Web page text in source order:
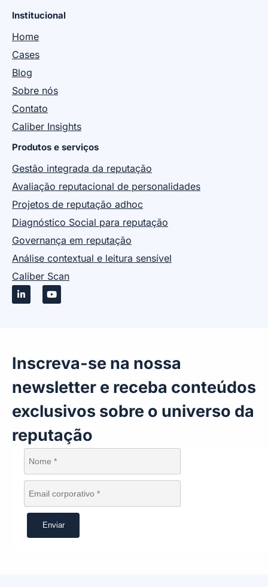
Institucional
Home
Cases
Blog
Sobre nós
Contato
Caliber Insights
Produtos e serviços
Gestão integrada da reputação
Avaliação reputacional de personalidades
Projetos de reputação adhoc
Diagnóstico Social para reputação
Governança em reputação
Análise contextual e leitura sensível
Caliber Scan
Inscreva-se na nossa
newsletter e receba conteúdos
exclusivos sobre o universo da
reputação
Enviar